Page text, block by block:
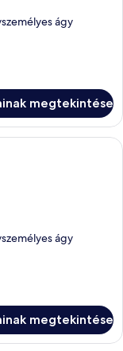
ágy
megtekintése
szoba, amelyben egy
ágy
megtekintése